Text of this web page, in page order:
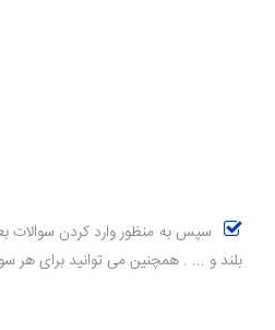
سپس به منظور وارد کردن سوالات
بلند و ... . همچنین می توانید برای هر